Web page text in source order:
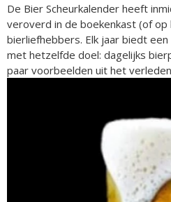
De Bier Scheurkalender heeft
veroverd in de boekenkast (of op
bierliefhebbers. Elk jaar biedt
met hetzelfde doel: dagelijks
paar voorbeelden uit het